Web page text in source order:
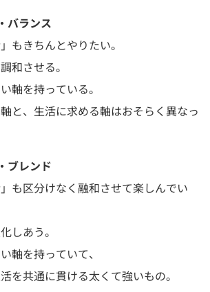
バランス
もきちんとやりたい。
和させる。
軸を持っている。
と、生活に求める軸はおそらく異なっ
ブレンド
」も区分けなく融和させて楽しんでい
しあう。
軸を持っていて、
を共通に貫ける太くて強いもの。